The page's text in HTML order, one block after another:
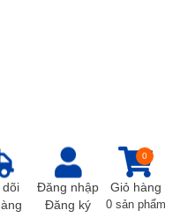
Đăng nhập
Đăng ký
Giỏ hàng
0
0 sản phẩm
dõi